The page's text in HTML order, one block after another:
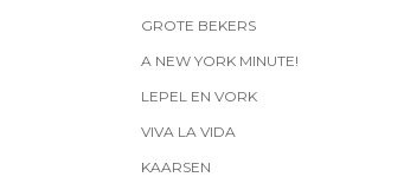
GROTE BEKERS
A NEW YORK MINUTE!
LEPEL EN VORK
VIVA LA VIDA
KAARSEN